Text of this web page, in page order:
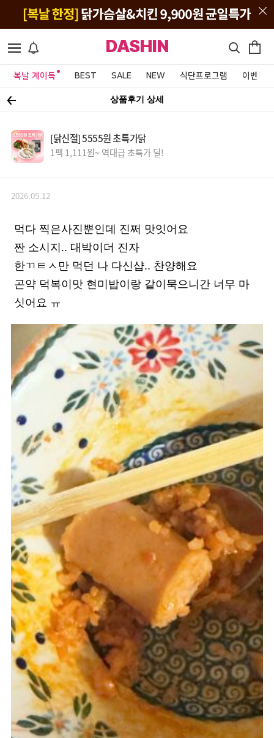
DASHIN
복날 계이득 BEST SALE NEW 식단프로그램 이벤트&
상품후기 상세
[닭신절] 5555원 초특가닭
1팩 1,111원~ 역대급 초특가 딜!
2026.05.12
먹다 찍은사진뿐인데 진쩌 맛잇어요
짠 소시지.. 대박이더 진자
한ㄲㅌㅅ만 먹던 나 다신샵.. 찬양해요
곤약 덕복이맛 현미밥이랑 같이묵으니간 너무 마
싯어요 ㅠ